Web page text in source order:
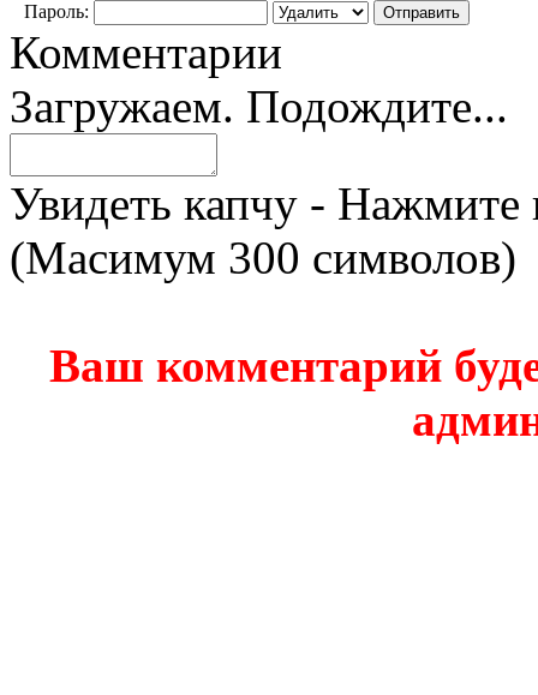
Пароль:
Комментарии
Загружаем. Подождите...
Увидеть капчу - Нажмите
(Масимум 300 символов)
Ваш комментарий